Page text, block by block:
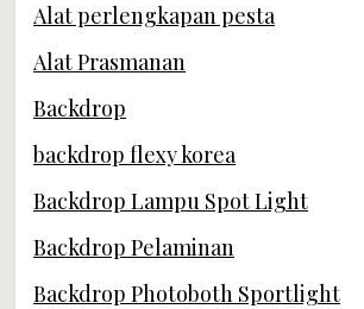
Alat perlengkapan pesta
Alat Prasmanan
Backdrop
backdrop flexy korea
Backdrop Lampu Spot Light
Backdrop Pelaminan
Backdrop Photoboth Sportlight